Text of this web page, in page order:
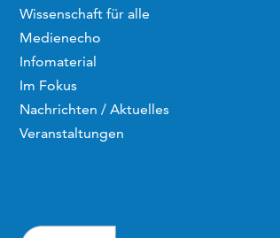
Wissenschaft für alle
Medienecho
Infomaterial
Im Fokus
Nachrichten / Aktuelles
Veranstaltungen